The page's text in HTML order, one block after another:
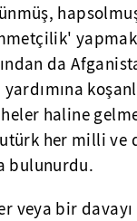
da
haline
her milli ve
bulunurdu.
veya bir davayı